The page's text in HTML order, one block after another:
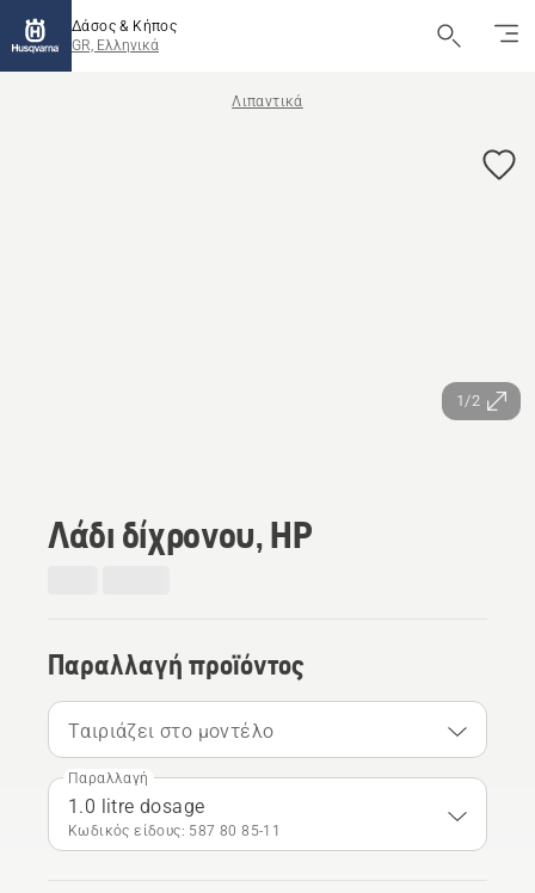
Δάσος & Κήπος
GR, Ελληνικά
Λιπαντικά
1/2
Λάδι δίχρονου, HP
Παραλλαγή προϊόντος
Ταιριάζει στο μοντέλο
Παραλλαγή
1.0 litre dosage
Κωδικός είδους: 587 80 85‑11